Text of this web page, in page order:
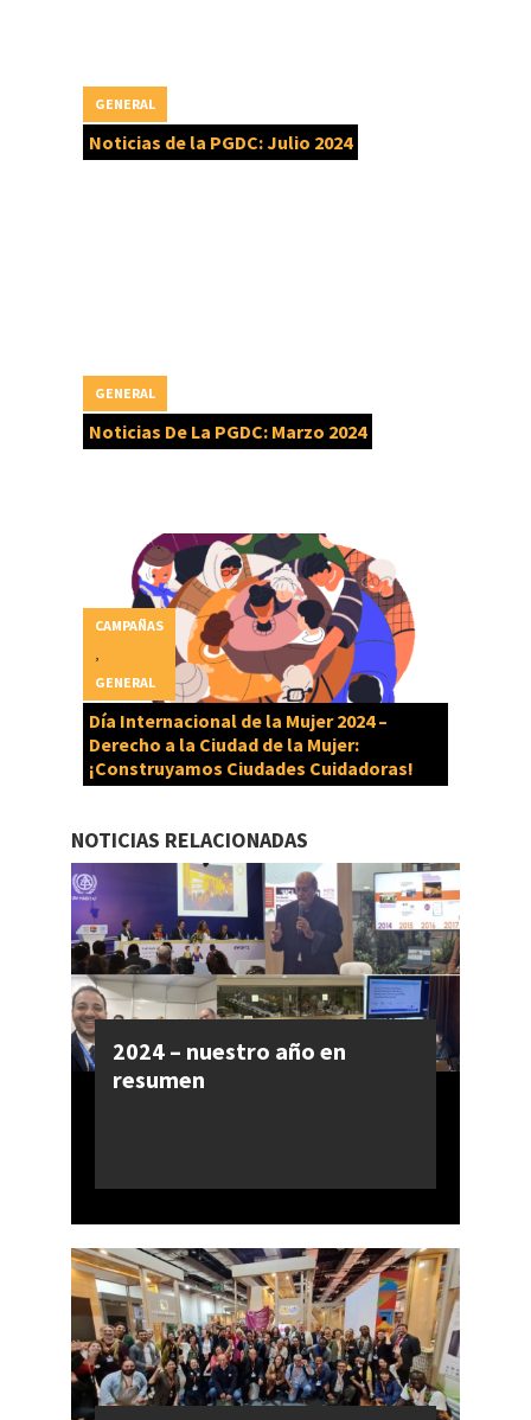
Noticias de la PGDC: Julio 2024
GENERAL
Noticias De La PGDC: Marzo 2024
GENERAL
Día Internacional de la Mujer 2024 –
Derecho a la Ciudad de la Mujer:
¡Construyamos Ciudades Cuidadoras!
CAMPAÑAS
GENERAL
NOTICIAS RELACIONADAS
2024 – nuestro año en
resumen